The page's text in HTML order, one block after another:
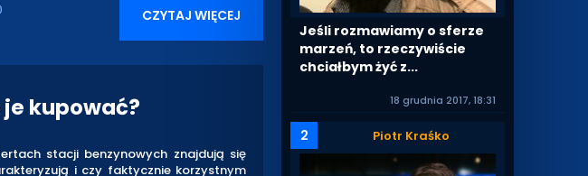
CZYTAJ WIĘCEJ
kupować?
stacji benzynowych znajdują się
i czy faktycznie korzystnym
Jeśli rozmawiamy o sferze
marzeń, to rzeczywiście
chciałbym żyć z...
18 grudnia 2017, 18:31
2 Piotr Kraśko